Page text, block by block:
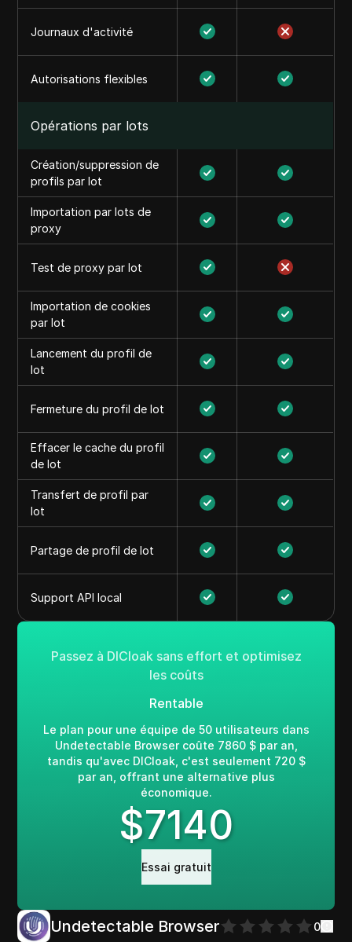
Journaux d'activité
Autorisations flexibles
Opérations par lots
Création/suppression de
profils par lot
Importation par lots de
proxy
Test de proxy par lot
Importation de cookies
par lot
Lancement du profil de
lot
Fermeture du profil de lot
Effacer le cache du profil
de lot
Transfert de profil par
lot
Partage de profil de lot
Support API local
Passez à DICloak sans effort et optimisez
les coûts
Rentable
Le plan pour une équipe de 50 utilisateurs dans
Undetectable Browser coûte 7860 $ par an,
tandis qu'avec DICloak, c'est seulement 720 $
par an, offrant une alternative plus
économique.
$7140
Essai gratuit
Undetectable Browser 0